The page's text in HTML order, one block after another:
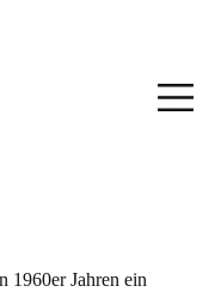
1960er Jahren ein